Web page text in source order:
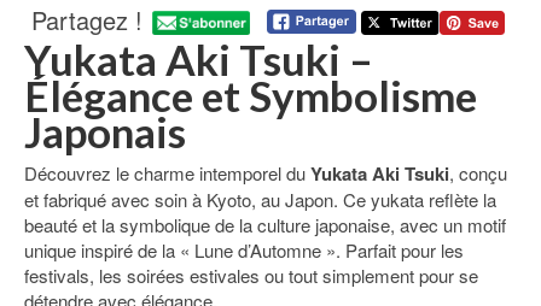
Partagez !
Yukata Aki Tsuki –
Élégance et Symbolisme
Japonais
Découvrez le charme intemporel duYukata Aki Tsuki, conçu
et fabriqué avec soin à Kyoto, au Japon. Ce yukata reflète la
beauté et la symbolique de la culture japonaise, avec un motif
unique inspiré de la « Lune d’Automne ». Parfait pour les
festivals, les soirées estivales ou tout simplement pour se
détendre avec élégance.